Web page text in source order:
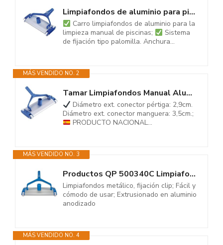
Limpiafondos de aluminio para piscinas - Fijación palomilla - Cepillos de...
Carro limpiafondos de aluminio para la
limpieza manual de piscinas;
Sistema
de fijación tipo palomilla. Anchura...
MÁS VENDIDO NO. 2
Tamar Limpiafondos Manual Aluminio, Cepillo de Arrastre, Cepillo para...
Diámetro ext. conector pértiga: 2,9cm.
Diámetro ext. conector manguera: 3,5cm.;
PRODUCTO NACIONAL...
MÁS VENDIDO NO. 3
Productos QP 500340C Limpiafondos Metálico, Limpiador Manual de Piscinas,...
Limpiafondos metálico, fijación clip; Fácil y
cómodo de usar; Extrusionado en aluminio
anodizado
MÁS VENDIDO NO. 4